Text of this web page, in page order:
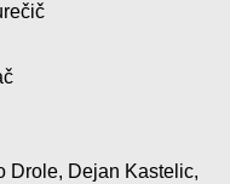
Drole, Dejan Kastelic,